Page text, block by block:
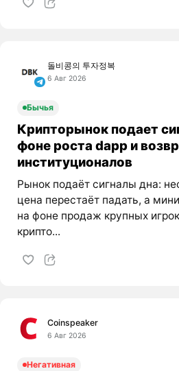
돌비콩의 투자정복
6 Авг 2026
Бычья
Крипторынок подает
фоне роста dapp и
институционалов
Рынок подаёт сигналы дна:
цена перестаёт падать, а
на фоне продаж крупных
крипто...
Coinspeaker
6 Авг 2026
Негативная